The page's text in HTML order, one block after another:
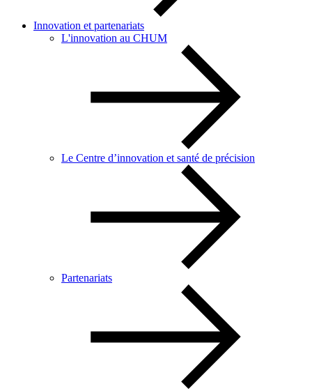
Innovation et partenariats
L'innovation au CHUM
Le Centre d’innovation et santé de précision
Partenariats